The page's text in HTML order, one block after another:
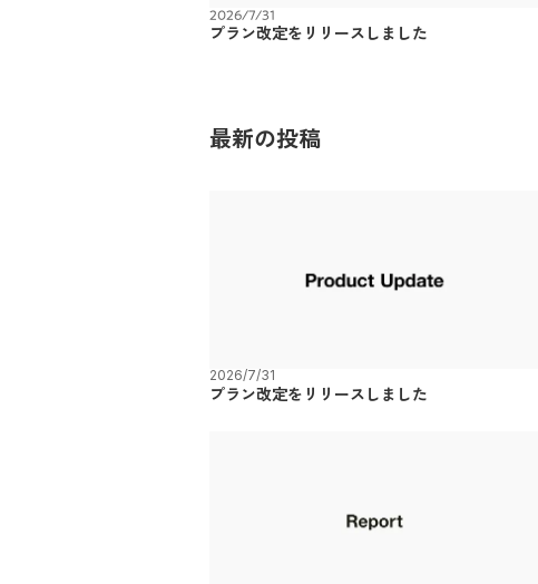
2026/7/31
プラン改定をリリースしました
最新の投稿
2026/7/31
プラン改定をリリースしました